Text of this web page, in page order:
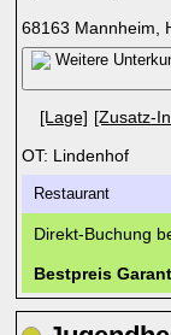
68163 Mannheim,
[Lage] [Zusatz-
OT: Lindenhof
Restaurant
Direkt-Buchung
Bestpreis